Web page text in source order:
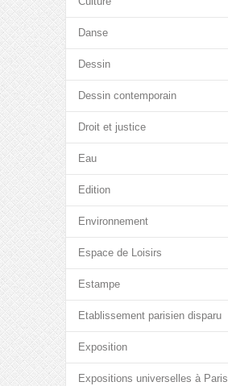
Danse
Dessin
Dessin contemporain
Droit et justice
Eau
Edition
Environnement
Espace de Loisirs
Estampe
Etablissement parisien disparu
Exposition
Expositions universelles à Paris